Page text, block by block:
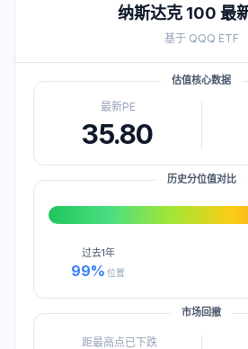
纳斯达克 100 最
基于 QQQ ETF
估值核心数据
最新PE
35.80
历史分位值对比
过去1年
99% 位置
市场回撤
距最高点已下跌